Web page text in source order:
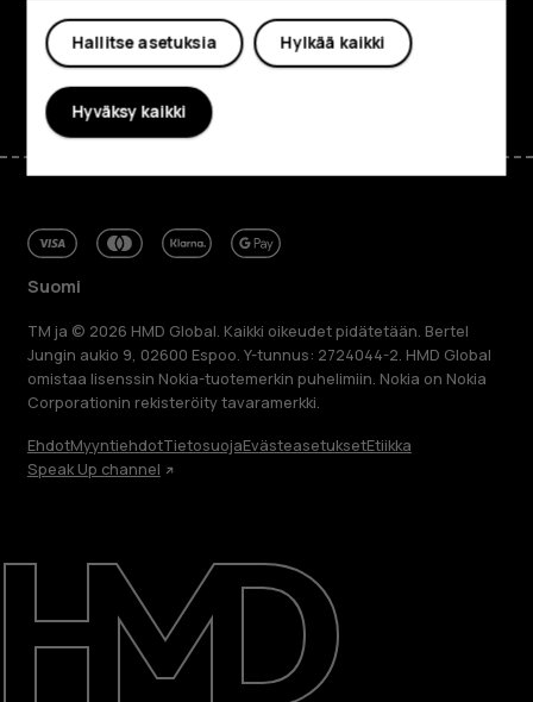
Korjaa, käytä uudelleen, kierrätä
Kestävyys
Tuki
Tuki
FacebookInstagram
TiktokYoutubeLinkedinDiscord
Suomi
TM ja © 2026 HMD Global. Kaikki oikeudet pidätetään. Bertel
Jungin aukio 9, 02600 Espoo. Y-tunnus: 2724044-2. HMD Global
omistaa lisenssin Nokia-tuotemerkin puhelimiin. Nokia on Nokia
Corporationin rekisteröity tavaramerkki.
EhdotMyyntiehdotTietosuojaEvästeasetuksetEtiikka
Speak Up channel
Hylkää kaikki
Hallitse asetuksia
Hyväksy kaikki